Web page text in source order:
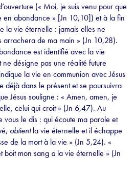
(« Moi, je suis venu pour que
en abondance » [Jn 10,10]) et à la fin
la vie éternelle : jamais elles ne
arrachera de ma main » (Jn 10,28).
est identifié avec la vie
désigne pas une réalité future
la vie en communion avec Jésus
déjà dans le présent et se poursuivra
Jésus souligne : « Amen, amen, je
celui qui croit » (Jn 6,47). Au
le dis : qui écoute ma parole et
obtientla vie éternelle et il échappe
de la mort à la vie » (Jn 5,24). «
boit mon sang ala vie éternelle » (Jn